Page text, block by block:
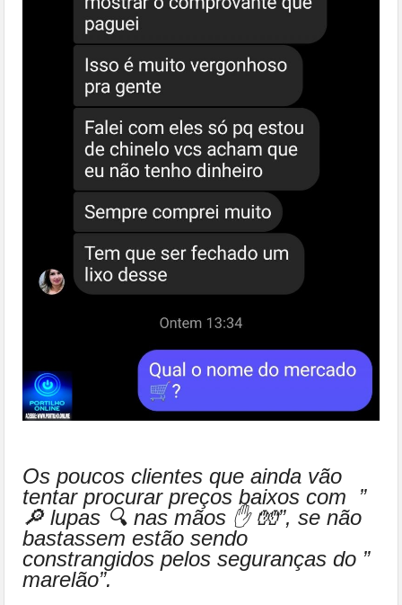
Os poucos clientes que ainda vão
tentar procurar preços baixos com ”
🔎 lupas 🔍 nas mãos ✋ 🧤”, se não
bastassem estão sendo
constrangidos pelos seguranças do ”
marelão”.